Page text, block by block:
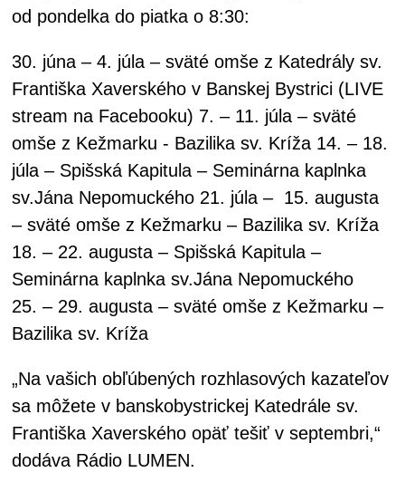
od pondelka do piatka o 8:30:
30. júna – 4. júla – sväté omše z Katedrály sv.
Františka Xaverského v Banskej Bystrici (LIVE
stream na Facebooku) 7. – 11. júla – sväté
omše z Kežmarku - Bazilika sv. Kríža 14. – 18.
júla – Spišská Kapitula – Seminárna kaplnka
sv.Jána Nepomuckého 21. júla – 15. augusta
– sväté omše z Kežmarku – Bazilika sv. Kríža
18. – 22. augusta – Spišská Kapitula –
Seminárna kaplnka sv.Jána Nepomuckého
25. – 29. augusta – sväté omše z Kežmarku –
Bazilika sv. Kríža
„Na vašich obľúbených rozhlasových kazateľov
sa môžete v banskobystrickej Katedrále sv.
Františka Xaverského opäť tešiť v septembri,“
dodáva Rádio LUMEN.